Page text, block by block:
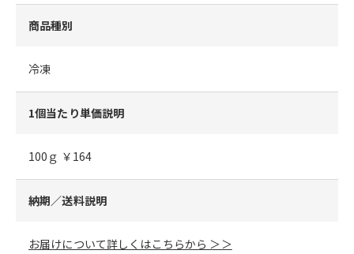
商品種別
冷凍
1個当たり単価説明
100ｇ ￥164
納期／送料説明
お届けについて詳しくはこちらから ＞＞